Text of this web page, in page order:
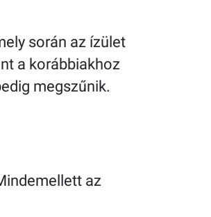
során az ízület
a korábbiakhoz
megszűnik.
az